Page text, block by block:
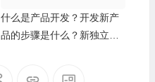
什么是产品开发？开发新产
品的步骤是什么？新独立站